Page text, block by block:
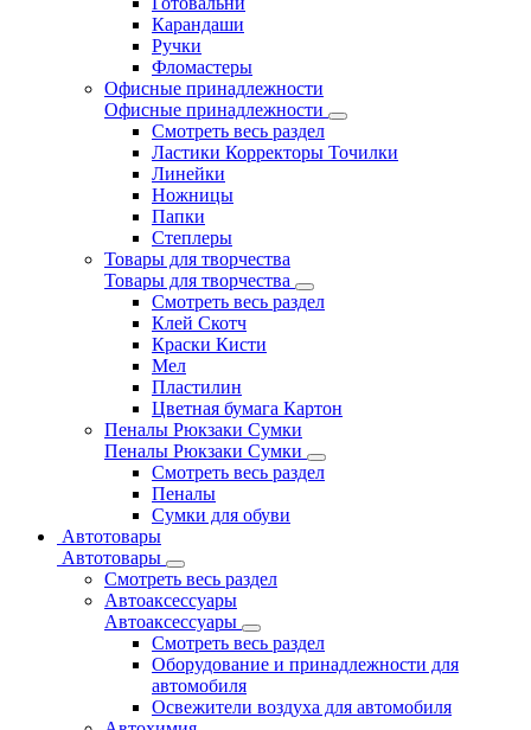
Карандаши
Ручки
Фломастеры
Офисные принадлежности
Офисные принадлежности
Смотреть весь раздел
Ластики Корректоры Точилки
Линейки
Ножницы
Папки
Степлеры
Товары для творчества
Товары для творчества
Смотреть весь раздел
Клей Скотч
Краски Кисти
Мел
Пластилин
Цветная бумага Картон
Пеналы Рюкзаки Сумки
Пеналы Рюкзаки Сумки
Смотреть весь раздел
Пеналы
Сумки для обуви
Автотовары
Автотовары
Смотреть весь раздел
Автоаксессуары
Автоаксессуары
Смотреть весь раздел
Оборудование и принадлежности для
автомобиля
Освежители воздуха для автомобиля